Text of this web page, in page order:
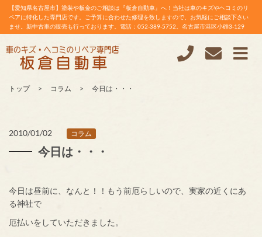
【愛知県名古屋市】塗装や板金のご相談は『板倉自動車』へ！当社は車のキズやヘコミのリ
ペアに特化した専門店です。ご予算に合わせた修理を致しますので、お気軽にご相談下さい
ませ。新中古車の販売も行っております。電話：052-389-5752。名古屋市港区小碓3-129
トップ コラム 今日は・・・
2010/01/02 コラム
今日は・・・
今日は昼前に、なんと！！もう前厄らしいので、実家の近くにあ
る神社で
厄払いをしていただきました。